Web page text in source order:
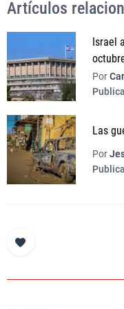
Artículos
Israel
Por
Las
Por